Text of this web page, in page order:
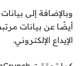
وبالإضافة إلى
أيضًا عن بيانات
الإيداع الإلكتروني.